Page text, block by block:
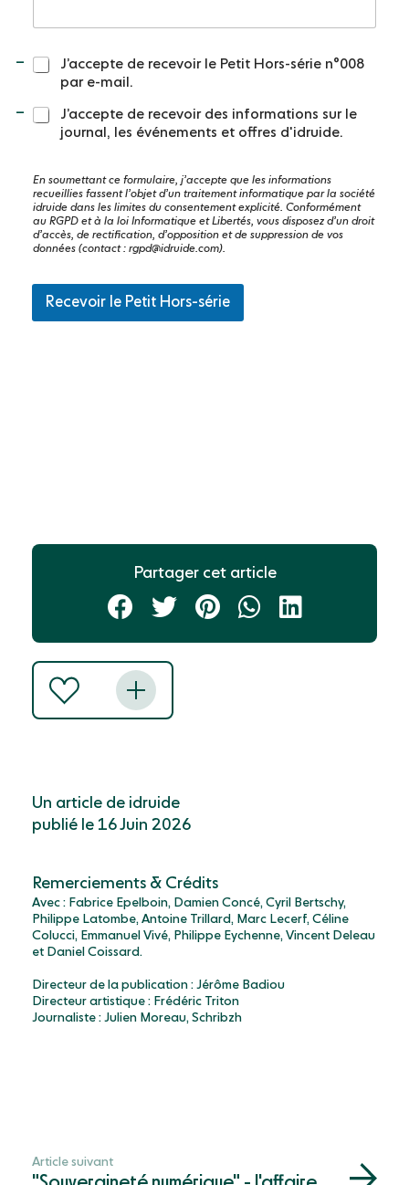
n
m
C
e
m
e
n
t
J’accepte de recevoir le Petit Hors-série n°008
par e-mail.
J’accepte de recevoir des informations sur le
journal, les événements et offres d'idruide.
En soumettant ce formulaire, j’accepte que les informations
recueillies fassent l’objet d’un traitement informatique par la société
idruide dans les limites du consentement explicité. Conformément
au RGPD et à la loi Informatique et Libertés, vous disposez d’un droit
d’accès, de rectification, d’opposition et de suppression de vos
données (contact : rgpd@idruide.com).
Recevoir le Petit Hors-série
Partager cet article
Un article de idruide
publié le 16 Juin 2026
Remerciements & Crédits
Avec : Fabrice Epelboin, Damien Concé, Cyril Bertschy,
Philippe Latombe, Antoine Trillard, Marc Lecerf, Céline
Colucci, Emmanuel Vivé, Philippe Eychenne, Vincent Deleau
et Daniel Coissard.
Directeur de la publication : Jérôme Badiou
Directeur artistique : Frédéric Triton
Journaliste : Julien Moreau, Schribzh
Article suivant